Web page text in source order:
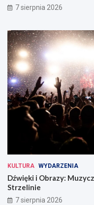
7 sierpnia 2026
KULTURA WYDARZENIA
Dźwięki i Obrazy:
Strzelinie
7 sierpnia 2026